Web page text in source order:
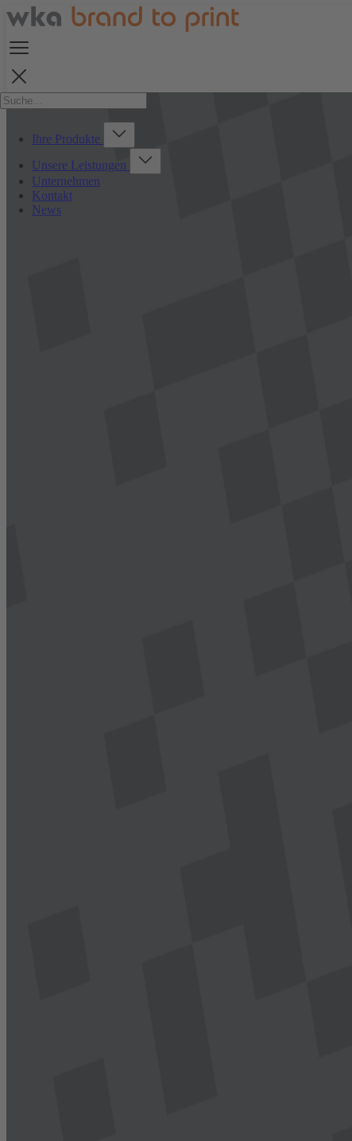
Ihre Produkte
Unsere Leistungen
Unternehmen
Kontakt
News